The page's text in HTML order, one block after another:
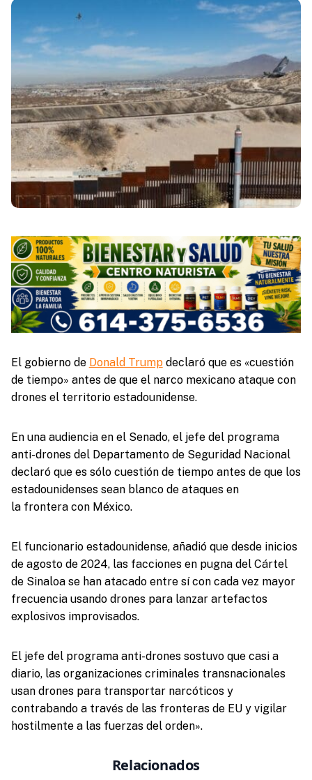
El gobierno de Donald Trumpdeclaró que es «cuestión
de tiempo» antes de que el narco mexicano ataque con
drones el territorio estadounidense.
En una audiencia en el Senado, el jefe del programa
anti-drones del Departamento de Seguridad Nacional
declaró que es sólo cuestión de tiempo antes de que los
estadounidenses sean blanco de ataques en
la frontera con México.
El funcionario estadounidense, añadió que desde inicios
de agosto de 2024, las facciones en pugna del Cártel
de Sinaloa se han atacado entre sí con cada vez mayor
frecuencia usando drones para lanzar artefactos
explosivos improvisados.
El jefe del programa anti-drones sostuvo que casi a
diario, las organizaciones criminales transnacionales
usan drones para transportar narcóticos y
contrabando a través de las fronteras de EU y vigilar
hostilmente a las fuerzas del orden».
Relacionados